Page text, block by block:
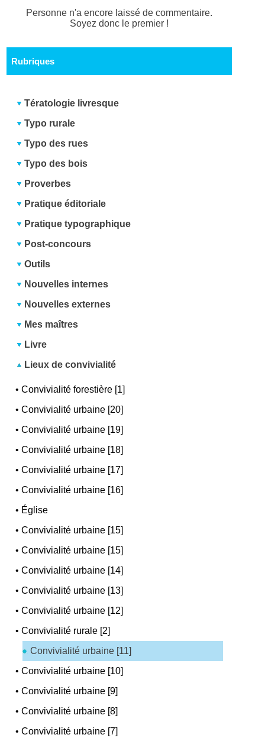
Personne n'a encore laissé de commentaire.
Soyez donc le premier !
Rubriques
Tératologie livresque
Typo rurale
Typo des rues
Typo des bois
Proverbes
Pratique éditoriale
Pratique typographique
Post-concours
Outils
Nouvelles internes
Nouvelles externes
Mes maîtres
Livre
Lieux de convivialité
•Convivialité forestière [1]
•Convivialité urbaine [20]
•Convivialité urbaine [19]
•Convivialité urbaine [18]
•Convivialité urbaine [17]
•Convivialité urbaine [16]
• Église
•Convivialité urbaine [15]
•Convivialité urbaine [15]
•Convivialité urbaine [14]
•Convivialité urbaine [13]
•Convivialité urbaine [12]
•Convivialité rurale [2]
Convivialité urbaine [11]
•Convivialité urbaine [10]
•Convivialité urbaine [9]
•Convivialité urbaine [8]
•Convivialité urbaine [7]